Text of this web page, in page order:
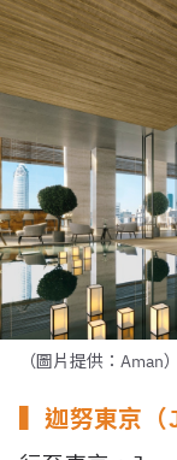
（圖片提供：Aman）
▍迦努東京（